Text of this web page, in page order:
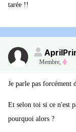
tarée !!
Membre
Je parle pas forcément
Et selon toi si ce n'est
pourquoi alors ?